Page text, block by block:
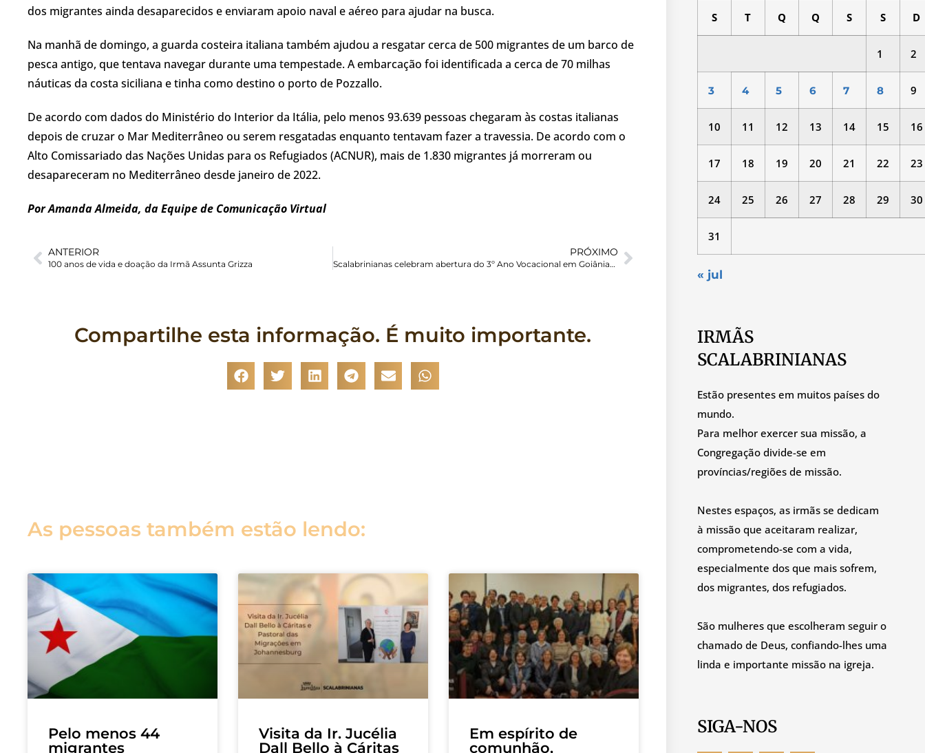
dos migrantes ainda desaparecidos e enviaram apoio naval e aéreo para ajudar na busca.
Na manhã de domingo, a guarda costeira italiana também ajudou a resgatar cerca de 500 migrantes de um barco de
pesca antigo, que tentava navegar durante uma tempestade. A embarcação foi identificada a cerca de 70 milhas
náuticas da costa siciliana e tinha como destino o porto de Pozzallo.
De acordo com dados do Ministério do Interior da Itália, pelo menos 93.639 pessoas chegaram às costas italianas
depois de cruzar o Mar Mediterrâneo ou serem resgatadas enquanto tentavam fazer a travessia. De acordo com o
Alto Comissariado das Nações Unidas para os Refugiados (ACNUR), mais de 1.830 migrantes já morreram ou
desapareceram no Mediterrâneo desde janeiro de 2022.
Por Amanda Almeida, da Equipe de Comunicação Virtual
ANTERIOR
100 anos de vida e doação da Irmã Assunta Grizza
PRÓXIMO
Scalabrinianas celebram abertura do 3º Ano Vocacional em Goiânia/GO
Compartilhe esta informação. É muito importante.
As pessoas também estão lendo:
Pelo menos 44
migrantes
Visita da Ir. Jucélia
Dall Bello à Cáritas
Em espírito de
comunhão,
S T Q Q S S D
1 2
3 4 5 6 7 8 9
10 11 12 13 14 15 16
17 18 19 20 21 22 23
24 25 26 27 28 29 30
31
« jul
IRMÃS
SCALABRINIANAS
Estão presentes em muitos países do
mundo.
Para melhor exercer sua missão, a
Congregação divide-se em
províncias/regiões de missão.
Nestes espaços, as irmãs se dedicam
à missão que aceitaram realizar,
comprometendo-se com a vida,
especialmente dos que mais sofrem,
dos migrantes, dos refugiados.
São mulheres que escolheram seguir o
chamado de Deus, confiando-lhes uma
linda e importante missão na igreja.
SIGA-NOS